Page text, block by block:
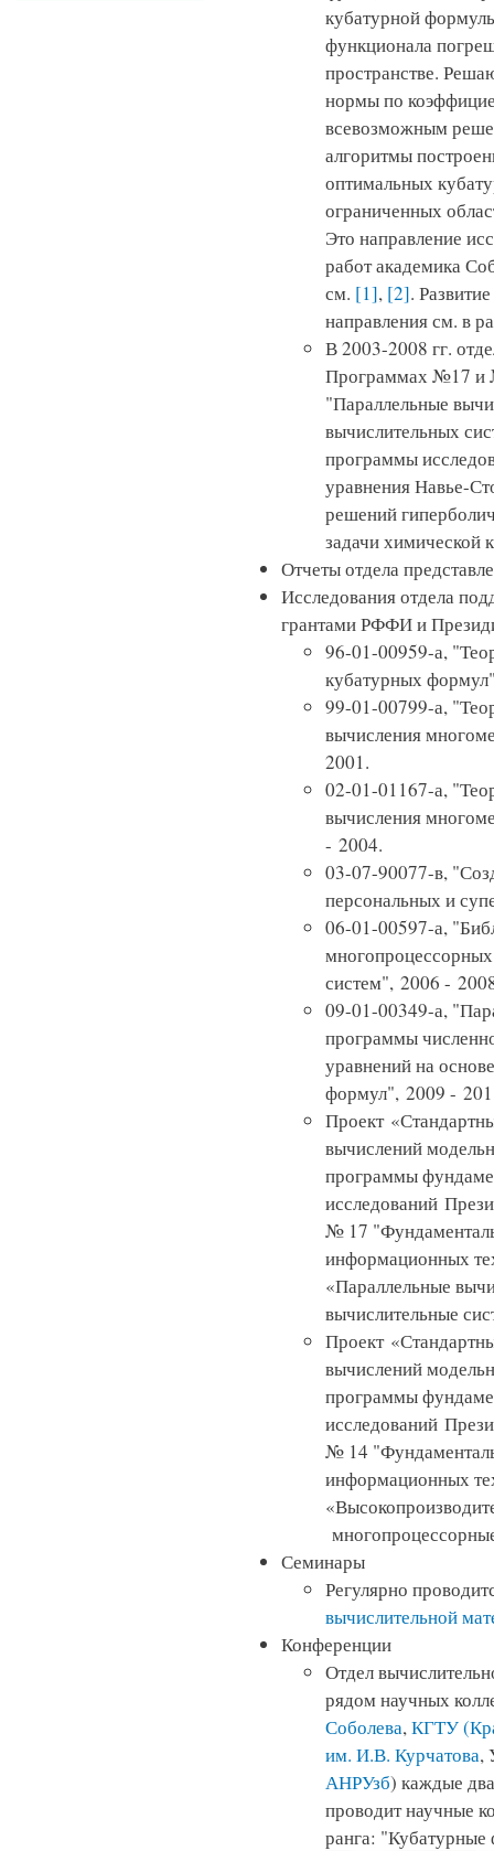
кубатурной
функционала
пространстве.
нормы по
всевозможным
алгоритмы
оптимальных
ограниченных
Это направление
работ академика
см. [1], [2].
направления см. в
В 2003-2008 гг.
Программах №17 и
"Параллельные
вычислительных
программы
уравнения Навье-
решений
задачи химической
Отчеты отдела
Исследования отдела
грантами РФФИ и
96-01-00959-а,
кубатурных
99-01-00799-а,
вычисления
2001.
02-01-01167-а,
вычисления
- 2004.
03-07-90077-в,
персональных и
06-01-00597-а,
систем", 2006 -
09-01-00349-а,
программы
уравнений на
формул", 2009 -
Проект
вычислений
программы
исследований
№ 17
информационных
«Параллельные
вычислительные
Проект
вычислений
программы
исследований
№ 14
информационных
Семинары
Регулярно
вычислительной
Конференции
Отдел
рядом научных
Соболева,КГТУ
им. И.В. Курчатова,
АНРУзб) каждые
проводит научные
ранга: